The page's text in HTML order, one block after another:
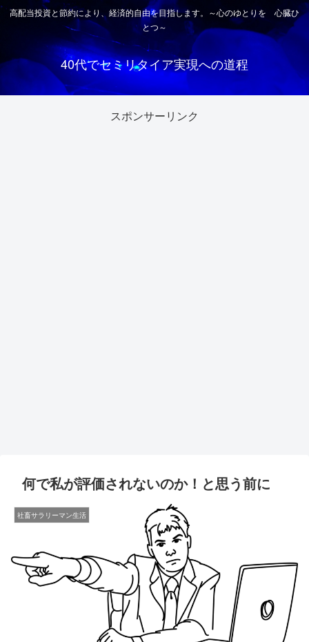
高配当投資と節約により、経済的自由を目指します。～心のゆとりを 心臓ひ
とつ～
40代でセミリタイア実現への道程
スポンサーリンク
何で私が評価されないのか！と思う前に
社畜サラリーマン生活